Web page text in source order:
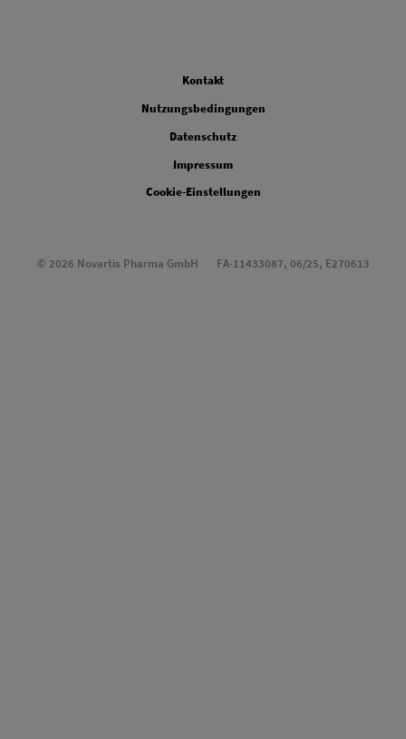
Kontakt
Nutzungsbedingungen
Datenschutz
Impressum
Cookie-Einstellungen
© 2026 Novartis Pharma GmbH FA-11433087, 06/25, E270613